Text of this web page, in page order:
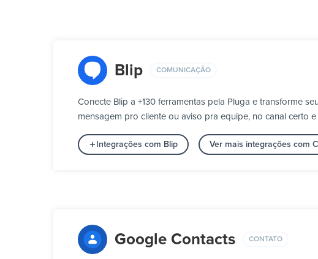
Blip COMUNICAÇÃO
Conecte Blip a +130 ferramentas pela Pluga e transforme
mensagem pro cliente ou aviso pra equipe, no canal certo
Integrações com Blip Ver mais integrações com
Google Contacts CONTATO